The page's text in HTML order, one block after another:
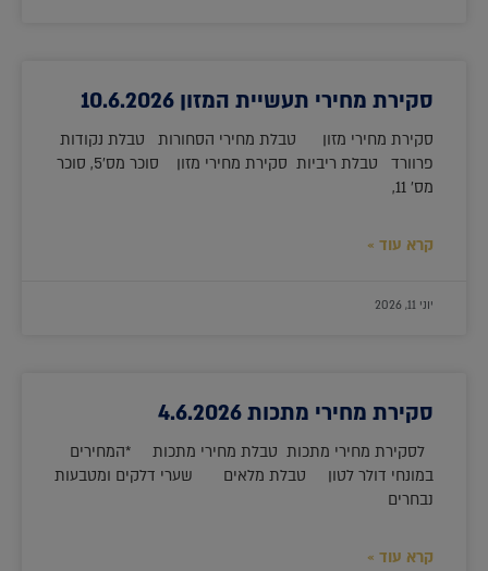
סקירת מחירי תעשיית המזון 10.6.2026
סקירת מחירי מזון טבלת מחירי הסחורות טבלת נקודות
פרוורד טבלת ריביות סקירת מחירי מזון סוכר מס'5, סוכר
מס' 11,
קרא עוד »
יוני 11, 2026
סקירת מחירי מתכות 4.6.2026
לסקירת מחירי מתכות טבלת מחירי מתכות *המחירים
במונחי דולר לטון טבלת מלאים שערי דלקים ומטבעות
נבחרים
קרא עוד »